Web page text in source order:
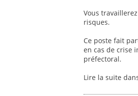
Vous
risques.
Ce poste fait
en cas de crise
préfectoral.
Lire la suite